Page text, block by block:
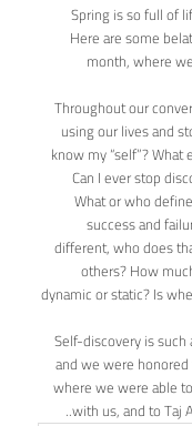
Spring is so full of
Here are some
month, where
Throughout our
using our lives and
know my “self”?
Can I ever stop
What or who
success and
different, who does
others? How
dynamic or static? Is
Self-discovery is
and we were
where we were able
with us, and to Taj